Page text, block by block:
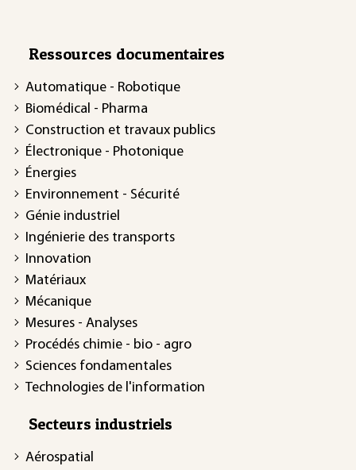
Ressources documentaires
Automatique - Robotique
Biomédical - Pharma
Construction et travaux publics
Électronique - Photonique
Énergies
Environnement - Sécurité
Génie industriel
Ingénierie des transports
Innovation
Matériaux
Mécanique
Mesures - Analyses
Procédés chimie - bio - agro
Sciences fondamentales
Technologies de l'information
Secteurs industriels
Aérospatial